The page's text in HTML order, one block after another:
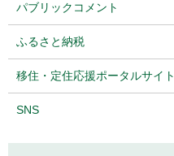
パブリックコメント
ふるさと納税
移住・定住応援ポータルサイト
SNS